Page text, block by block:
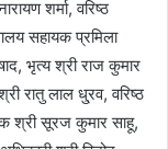
शर्मा, वरिष्ठ
सहायक प्रमिला
भृत्य श्री राज कुमार
रातु लाल धु्रव, वरिष्ठ
श्री सूरज कुमार साहू,